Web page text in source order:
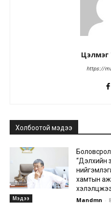
Цэлмэг
https://
Холбоотой мэдээ
Мэдээ
“Дэлхийн
хамтын
Mandmn -